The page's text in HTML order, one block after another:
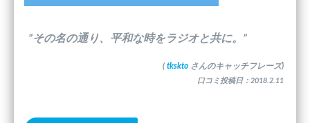
”その名の通り、平和な時をラジオと共に。”
( tkskto さんのキャッチフレーズ)
口コミ投稿日：2018.2.11